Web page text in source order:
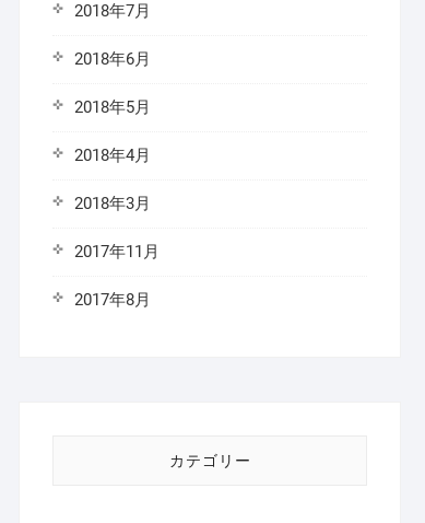
2018年7月
2018年6月
2018年5月
2018年4月
2018年3月
2017年11月
2017年8月
カテゴリー